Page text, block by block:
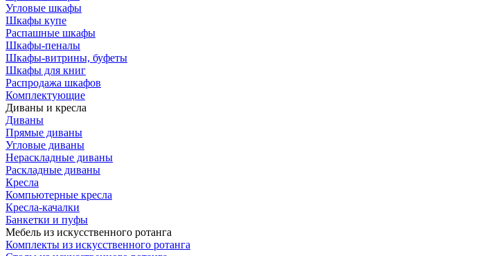
Угловые шкафы
Шкафы купе
Распашные шкафы
Шкафы-пеналы
Шкафы-витрины, буфеты
Шкафы для книг
Распродажа шкафов
Комплектующие
Диваны и кресла
Диваны
Прямые диваны
Угловые диваны
Нераскладные диваны
Раскладные диваны
Кресла
Компьютерные кресла
Кресла-качалки
Банкетки и пуфы
Мебель из искусственного ротанга
Комплекты из искусственного ротанга